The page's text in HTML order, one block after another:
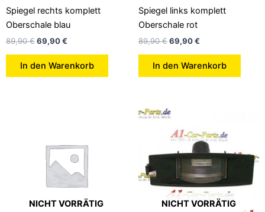
Spiegel rechts komplett
Oberschale blau
89,90€69,90€
In den Warenkorb
Spiegel links komplett
Oberschale rot
89,90€69,90€
In den Warenkorb
NICHT VORRÄTIG NICHT VORRÄTIG